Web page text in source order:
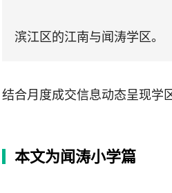
滨江区的江南与闻涛学区。
结合月度成交信息动态呈现学
本文为闻涛小学篇